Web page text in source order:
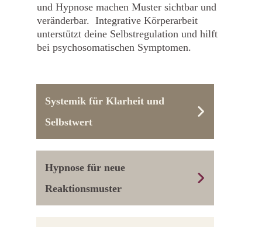
und Hypnose machen Muster sichtbar und
veränderbar. Integrative Körperarbeit
unterstützt deine Selbstregulation und hilft
bei psychosomatischen Symptomen.
Systemik für Klarheit und
Selbstwert
Hypnose für neue
Reaktionsmuster